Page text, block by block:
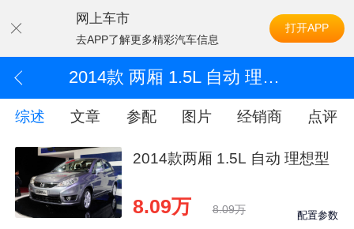
网上车市
去APP了解更多精彩汽车信息
打开APP
2014款 两厢 1.5L 自动 理想型
综述 文章 参配 图片 经销商 点评
2014款两厢 1.5L 自动 理想型
8.09万 8.09万 配置参数